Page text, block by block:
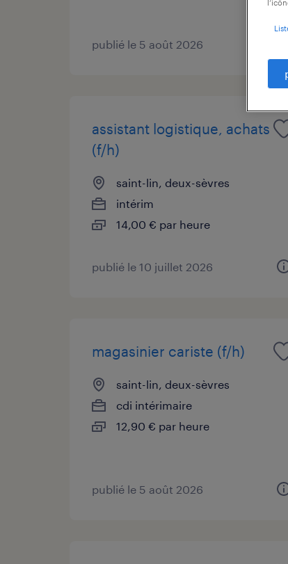
publié le 5 août 2026
assistant logistique, achats
(f/h)
saint-lin, deux-sèvres
intérim
14,00 € par heure
publié le 10 juillet 2026
magasinier cariste (f/h)
saint-lin, deux-sèvres
cdi intérimaire
12,90 € par heure
publié le 5 août 2026